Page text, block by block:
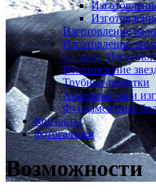
Изготовление
Изготовление
на заказ,
Изготовление
Трубные решетки
Анкерные тяги
Фундаментные
Контакты
фотогалерея
Возможности